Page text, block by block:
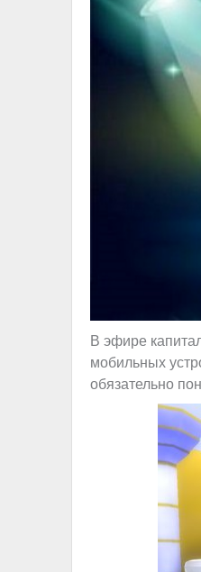
В эфире
мобильных
обязательно